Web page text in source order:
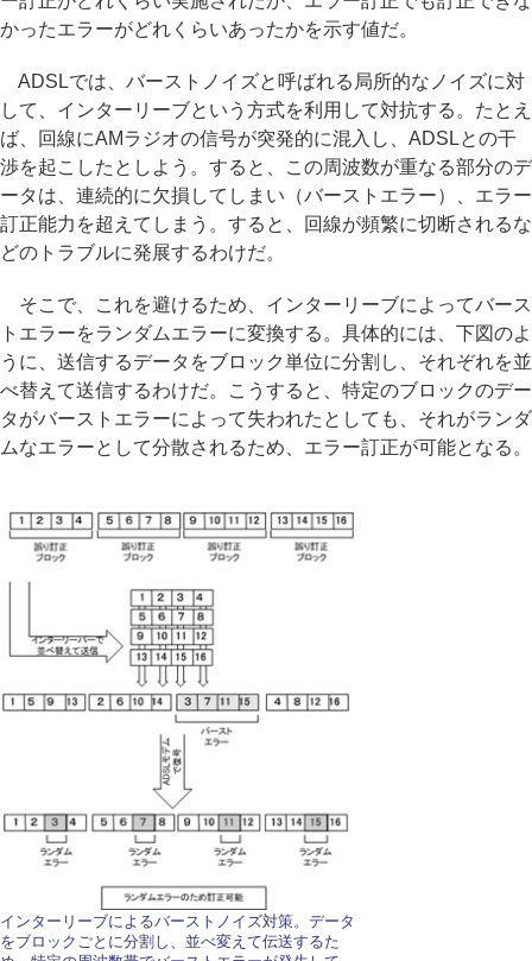
かったエラーがどれくらいあったかを示す値だ。
ADSLでは、バーストノイズと呼ばれる局所的なノイズに対
して、インターリーブという方式を利用して対抗する。たとえ
ば、回線にAMラジオの信号が突発的に混入し、ADSLとの干
渉を起こしたとしよう。すると、この周波数が重なる部分のデ
ータは、連続的に欠損してしまい（バーストエラー）、エラー
訂正能力を超えてしまう。すると、回線が頻繁に切断されるな
どのトラブルに発展するわけだ。
そこで、これを避けるため、インターリーブによってバース
トエラーをランダムエラーに変換する。具体的には、下図のよ
うに、送信するデータをブロック単位に分割し、それぞれを並
べ替えて送信するわけだ。こうすると、特定のブロックのデー
タがバーストエラーによって失われたとしても、それがランダ
ムなエラーとして分散されるため、エラー訂正が可能となる。
インターリーブによるバーストノイズ対策。データ
をブロックごとに分割し、並べ変えて伝送するた